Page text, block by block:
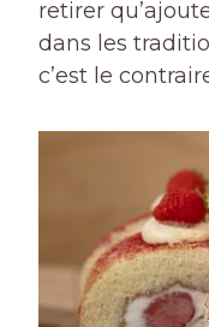
retirer
dans les
c’est le